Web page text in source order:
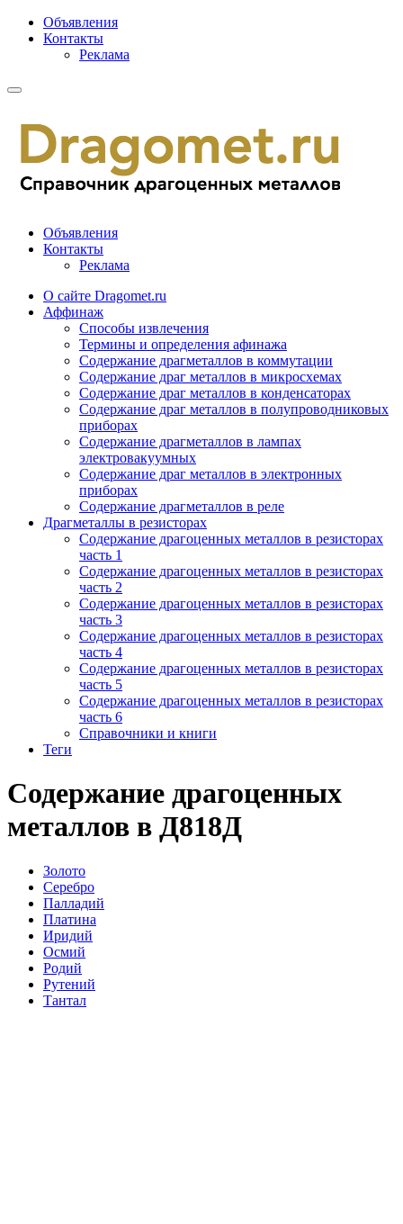
Объявления
Контакты
Реклама
Объявления
Контакты
Реклама
О сайте Dragomet.ru
Аффинаж
Способы извлечения
Термины и определения афинажа
Содержание драгметаллов в коммутации
Содержание драг металлов в микросхемах
Содержание драг металлов в конденсаторах
Содержание драг металлов в полупроводниковых
приборах
Содержание драгметаллов в лампах
электровакуумных
Содержание драг металлов в электронных
приборах
Содержание драгметаллов в реле
Драгметаллы в резисторах
Содержание драгоценных металлов в резисторах
часть 1
Содержание драгоценных металлов в резисторах
часть 2
Содержание драгоценных металлов в резисторах
часть 3
Содержание драгоценных металлов в резисторах
часть 4
Содержание драгоценных металлов в резисторах
часть 5
Содержание драгоценных металлов в резисторах
часть 6
Справочники и книги
Теги
Содержание драгоценных
металлов в Д818Д
Золото
Серебро
Палладий
Платина
Иридий
Осмий
Родий
Рутений
Тантал